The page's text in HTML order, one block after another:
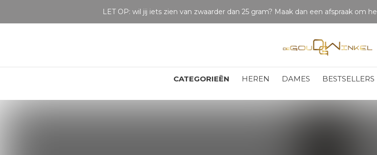
CATEGORIEËN HEREN DAMES BESTSELLERS
LET OP: wil jij iets zien van zwaarder dan 25 gram? Maak dan een afspraak om het product te bekijken. Producten boven de 25 gram NIET aanwezig in winkel.